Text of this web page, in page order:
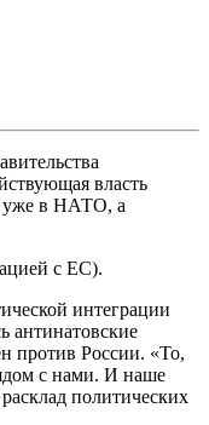
власть
уже в НАТО, а
с ЕС).
интеграции
антинатовские
против России. «То,
с нами. И наше
политических